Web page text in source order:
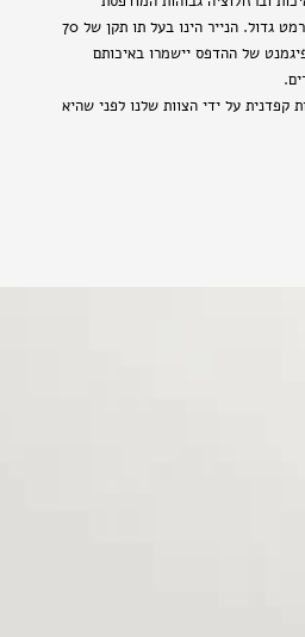
בנפרד במדפסת מיוחדת בפורמט גדול. הנייר הינו בעל תו תקן של 70
של ההדפס יישמרו באיכותם
קפדנית על ידי הצוות שלנו לפני שהיא